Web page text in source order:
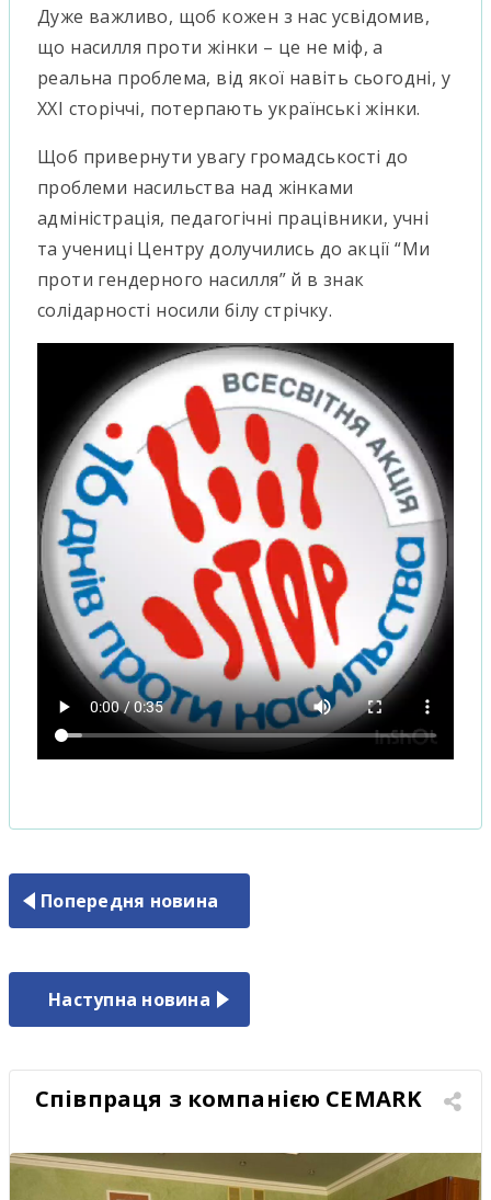
Дуже важливо, щоб кожен з нас усвідомив,
що насилля проти жінки – це не міф, а
реальна проблема, від якої навіть сьогодні, у
XXI сторіччі, потерпають українські жінки.
Щоб привернути увагу громадськості до
проблеми насильства над жінками
адміністрація, педагогічні працівники, учні
та учениці Центру долучились до акції “Ми
проти гендерного насилля” й в знак
солідарності носили білу стрічку.
Попередня новина
Наступна новина
Співпраця з компанією CEMARK